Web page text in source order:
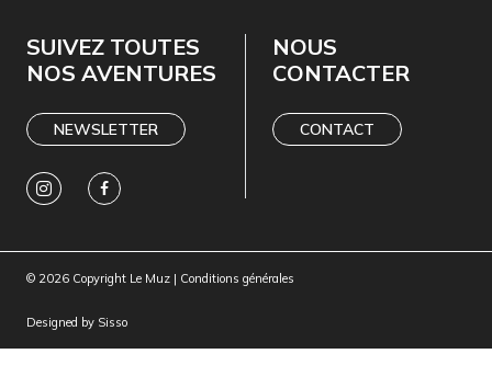
SUIVEZ TOUTES
NOS AVENTURES
NEWSLETTER
NOUS
CONTACTER
CONTACT
© 2026 Copyright Le Muz | Conditions générales
Designed by Sisso